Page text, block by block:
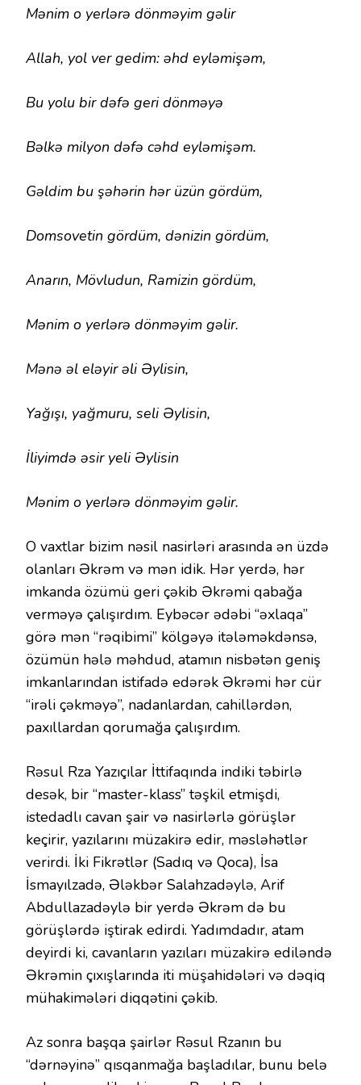
Mənim o yerlərə dönməyim gəlir
Allah, yol ver gedim: əhd eyləmişəm,
Bu yolu bir dəfə geri dönməyə
Bəlkə milyon dəfə cəhd eyləmişəm.
Gəldim bu şəhərin hər üzün gördüm,
Domsovetin gördüm, dənizin gördüm,
Anarın, Mövludun, Ramizin gördüm,
Mənim o yerlərə dönməyim gəlir.
Mənə əl eləyir əli Əylisin,
Yağışı, yağmuru, seli Əylisin,
İliyimdə əsir yeli Əylisin
Mənim o yerlərə dönməyim gəlir.
O vaxtlar bizim nəsil nasirləri arasında ən üzdə
olanları Əkrəm və mən idik. Hər yerdə, hər
imkanda özümü geri çəkib Əkrəmi qabağa
verməyə çalışırdım. Eybəcər ədəbi “əxlaqa”
görə mən “rəqibimi” kölgəyə itələməkdənsə,
özümün hələ məhdud, atamın nisbətən geniş
imkanlarından istifadə edərək Əkrəmi hər cür
“irəli çəkməyə”, nadanlardan, cahillərdən,
paxıllardan qorumağa çalışırdım.
Rəsul Rza Yazıçılar İttifaqında indiki təbirlə
desək, bir “master-klass” təşkil etmişdi,
istedadlı cavan şair və nasirlərlə görüşlər
keçirir, yazılarını müzakirə edir, məsləhətlər
verirdi. İki Fikrətlər (Sadıq və Qoca), İsa
İsmayılzadə, Ələkbər Salahzadəylə, Arif
Abdullazadəylə bir yerdə Əkrəm də bu
görüşlərdə iştirak edirdi. Yadımdadır, atam
deyirdi ki, cavanların yazıları müzakirə ediləndə
Əkrəmin çıxışlarında iti müşahidələri və dəqiq
mühakimələri diqqətini çəkib.
Az sonra başqa şairlər Rəsul Rzanın bu
“dərnəyinə” qısqanmağa başladılar, bunu belə